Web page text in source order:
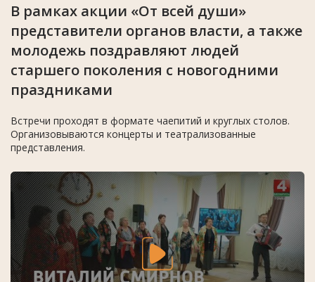
В рамках акции «От всей души»
представители органов власти, а также
молодежь поздравляют людей
старшего поколения с новогодними
праздниками
Встречи проходят в формате чаепитий и круглых столов.
Организовываются концерты и театрализованные
представления.